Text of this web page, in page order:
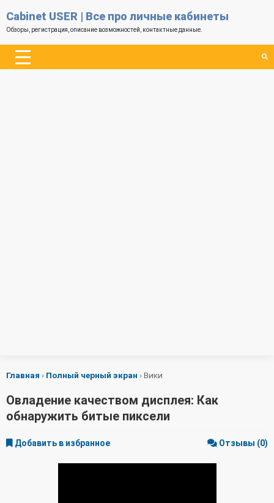
Cabinet USER | Все про личные кабинеты
Обзоры, регистрация, описание возможностей, контактные данные.
Главная › Полный черный экран ›Вики
Овладение качеством дисплея: Как
обнаружить битые пиксели
Добавить в избранное Отзывы (0)